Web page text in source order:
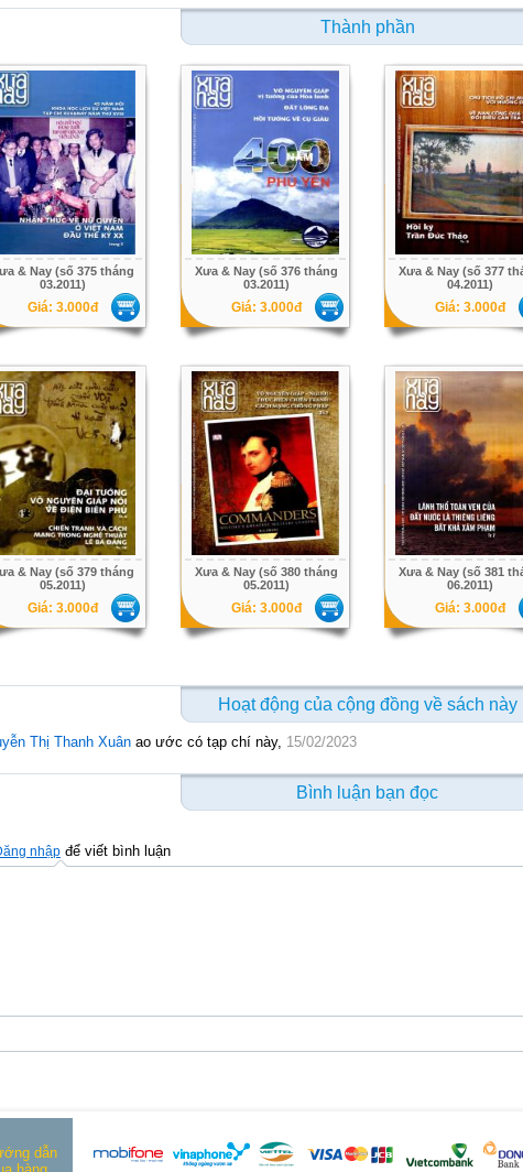
Thành phần
& Nay (số 375 tháng
03.2011)
Giá: 3.000đ
Xưa & Nay (số 376 tháng
03.2011)
Giá: 3.000đ
Xưa & Nay (số 377
04.2011)
Giá: 3.000đ
& Nay (số 379 tháng
05.2011)
Giá: 3.000đ
Xưa & Nay (số 380 tháng
05.2011)
Giá: 3.000đ
Xưa & Nay (số 381
06.2011)
Giá: 3.000đ
Hoạt động của cộng đồng về sách này
Thị Thanh Xuân ao ước có tạp chí này, 15/02/2023
Bình luận bạn đọc
nhập để viết bình luận
dẫn